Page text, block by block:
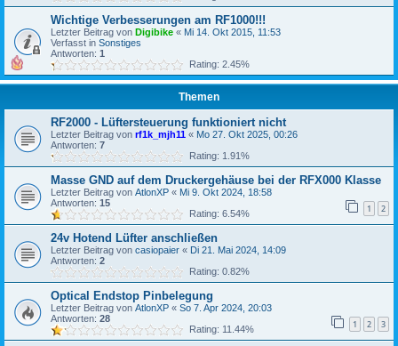
Wichtige Verbesserungen am RF1000!!!
Letzter Beitrag von Digibike « Mi 14. Okt 2015, 11:53
Verfasst in Sonstiges
Antworten: 1
Rating: 2.45%
Themen
RF2000 - Lüftersteuerung funktioniert nicht
Letzter Beitrag von rf1k_mjh11 « Mo 27. Okt 2025, 00:26
Antworten: 7
Rating: 1.91%
Masse GND auf dem Druckergehäuse bei der RFX000 Klasse
Letzter Beitrag von AtlonXP « Mi 9. Okt 2024, 18:58
Antworten: 15 1 2
Rating: 6.54%
24v Hotend Lüfter anschließen
Letzter Beitrag von casiopaier « Di 21. Mai 2024, 14:09
Antworten: 2
Rating: 0.82%
Optical Endstop Pinbelegung
Letzter Beitrag von AtlonXP « So 7. Apr 2024, 20:03
Antworten: 28 1 2 3
Rating: 11.44%